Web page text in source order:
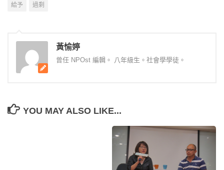
給予
過剩
黃愉婷
曾任 NPOst 編輯。 八年級生。社會學學徒。
YOU MAY ALSO LIKE...